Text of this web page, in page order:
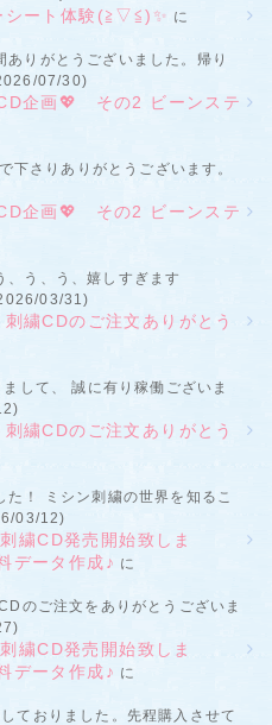
シート体験(≧▽≦)✨ に
りがとうございました。帰り
07/30)
企画💖 その2 ビーンステ
さりありがとうございます。
企画💖 その2 ビーンステ
、う、う、嬉しすぎます
03/31)
繍CDのご注文ありがとう
して、 誠に有り稼働ございま
繍CDのご注文ありがとう
！ ミシン刺繍の世界を知るこ
03/12)
繍CD発売開始致しま
データ作成♪ に
のご注文をありがとうございま
繍CD発売開始致しま
データ作成♪ に
ておりました。先程購入させて